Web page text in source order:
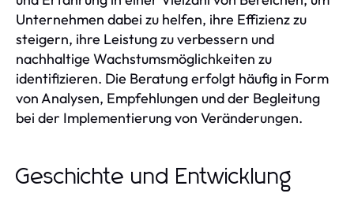
Unternehmen dabei zu helfen, ihre Effizienz zu
steigern, ihre Leistung zu verbessern und
nachhaltige Wachstumsmöglichkeiten zu
identifizieren. Die Beratung erfolgt häufig in Form
von Analysen, Empfehlungen und der Begleitung
bei der Implementierung von Veränderungen.
Geschichte und Entwicklung